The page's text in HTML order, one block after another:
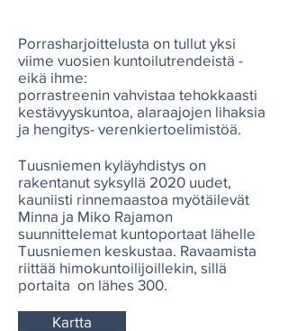
Porrasharjoittelusta on tullut yksi
viime vuosien kuntoilutrendeistä -
eikä ihme:
porrastreenin vahvistaa tehokkaasti
kestävyyskuntoa, alaraajojen lihaksia
ja hengitys- verenkiertoelimistöä.
Tuusniemen kyläyhdistys on
rakentanut syksyllä 2020 uudet,
kauniisti rinnemaastoa myötäilevät
Minna ja Miko Rajamon
suunnittelemat kuntoportaat lähelle
Tuusniemen keskustaa. Ravaamista
riittää himokuntoilijoillekin, sillä
portaita on lähes 300.
Kartta